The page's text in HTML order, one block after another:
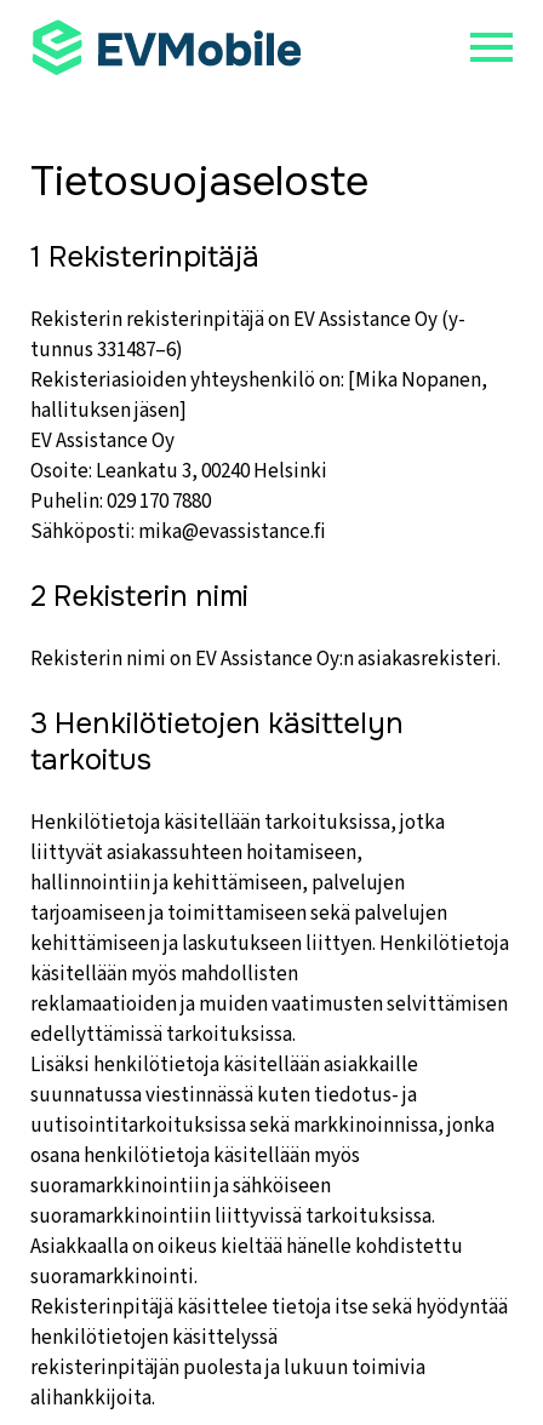
Tietosuojaseloste
1 Rekisterinpitäjä
Rekisterin rekisterinpitäjä on EV Assistance Oy (y-
tunnus 331487–6)
Rekisteriasioiden yhteyshenkilö on: [Mika Nopanen,
hallituksen jäsen]
EV Assistance Oy
Osoite: Leankatu 3, 00240 Helsinki
Puhelin: 029 170 7880
Sähköposti: mika@evassistance.fi
2 Rekisterin nimi
Rekisterin nimi on EV Assistance Oy:n asiakasrekisteri.
3 Henkilötietojen käsittelyn
tarkoitus
Henkilötietoja käsitellään tarkoituksissa, jotka
liittyvät asiakassuhteen hoitamiseen,
hallinnointiin ja kehittämiseen, palvelujen
tarjoamiseen ja toimittamiseen sekä palvelujen
kehittämiseen ja laskutukseen liittyen. Henkilötietoja
käsitellään myös mahdollisten
reklamaatioiden ja muiden vaatimusten selvittämisen
edellyttämissä tarkoituksissa.
Lisäksi henkilötietoja käsitellään asiakkaille
suunnatussa viestinnässä kuten tiedotus- ja
uutisointitarkoituksissa sekä markkinoinnissa, jonka
osana henkilötietoja käsitellään myös
suoramarkkinointiin ja sähköiseen
suoramarkkinointiin liittyvissä tarkoituksissa.
Asiakkaalla on oikeus kieltää hänelle kohdistettu
suoramarkkinointi.
Rekisterinpitäjä käsittelee tietoja itse sekä hyödyntää
henkilötietojen käsittelyssä
rekisterinpitäjän puolesta ja lukuun toimivia
alihankkijoita.